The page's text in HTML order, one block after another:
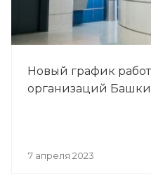
Новый график
организаций
7 апреля 2023